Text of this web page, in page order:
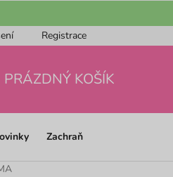
podmínky Podmínky ochrany
Registrace
PRÁZDNÝ KOŠÍK
Zachraň